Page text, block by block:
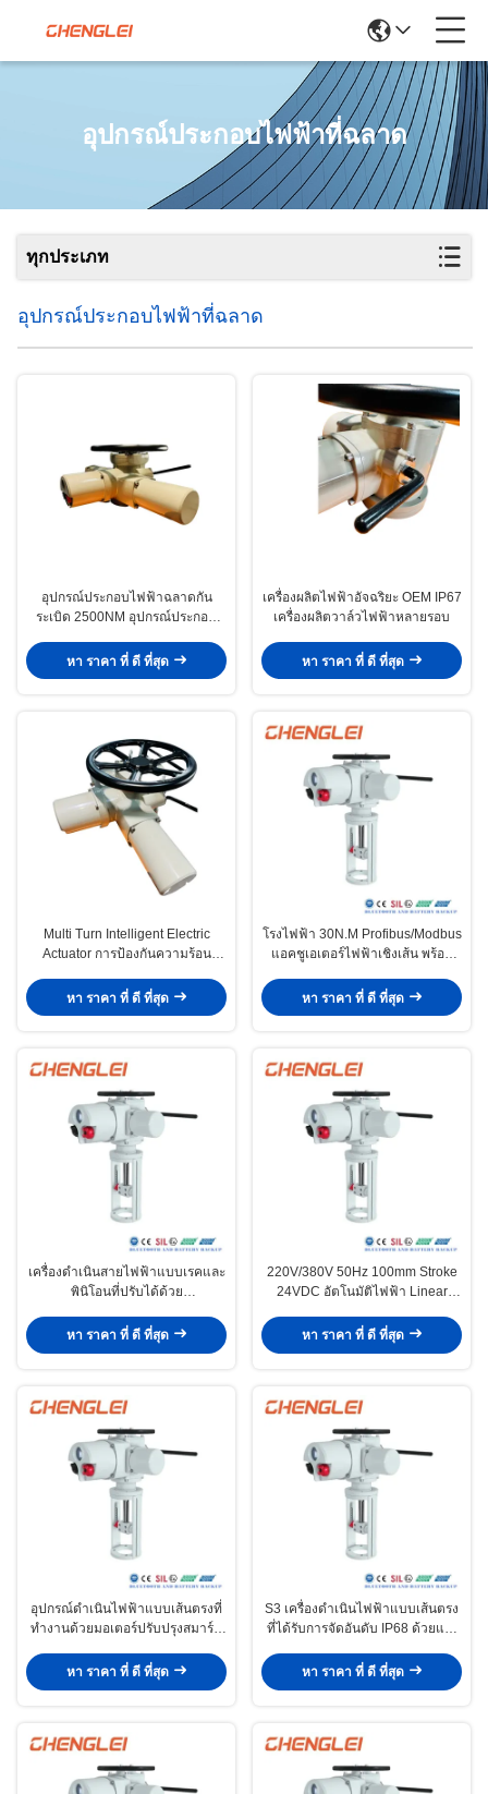
อุปกรณ์ประกอบไฟฟ้าที่ฉลาด
ทุกประเภท
อุปกรณ์ประกอบไฟฟ้าที่ฉลาด
อุปกรณ์ประกอบไฟฟ้าฉลาดกัน
ระเบิด 2500NM อุปกรณ์ประกอบ
หา ราคา ที่ ดี ที่สุด
เครื่องผลิตไฟฟ้าอัจฉริยะ OEM IP67
เครื่องผลิตวาล์วไฟฟ้าหลายรอบ
หา ราคา ที่ ดี ที่สุด
Multi Turn Intelligent Electric
Actuator การป้องกันความร้อน
หา ราคา ที่ ดี ที่สุด
โรงไฟฟ้า 30N.M Profibus/Modbus
แอคชูเอเตอร์ไฟฟ้าเชิงเส้น พร้อม
วาล์วลูกโลก
หา ราคา ที่ ดี ที่สุด
เครื่องดําเนินสายไฟฟ้าแบบเรคและ
พินิโอนที่ปรับได้ด้วย
ภาระหนัก
หา ราคา ที่ ดี ที่สุด
220V/380V 50Hz 100mm Stroke
24VDC อัตโนมัติไฟฟ้า Linear
หา ราคา ที่ ดี ที่สุด
อุปกรณ์ดําเนินไฟฟ้าแบบเส้นตรงที่
ทํางานด้วยมอเตอร์ปรับปรุงสมาร์ท
หา ราคา ที่ ดี ที่สุด
S3 เครื่องดําเนินไฟฟ้าแบบเส้นตรง
ที่ได้รับการจัดอันดับ IP68 ด้วยแรง
ใช้งาน HVAC
หา ราคา ที่ ดี ที่สุด